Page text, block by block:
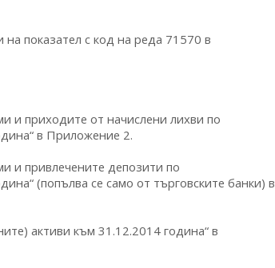
показател с код на реда 71570 в
и приходите от начислени лихви по
в Приложение 2.
и привлечените депозити по
(попълва се само от търговските банки) в
активи към 31.12.2014 година“ в